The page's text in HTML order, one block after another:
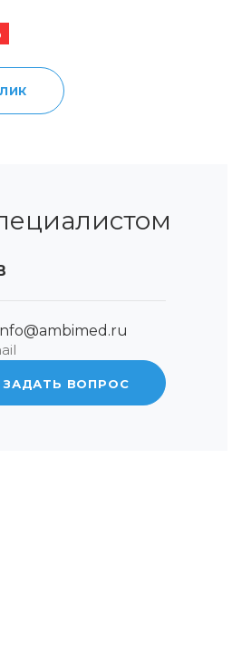
ЗАДАТЬ ВОПРОС